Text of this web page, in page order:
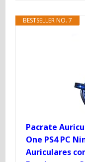
BESTSELLER NO. 7
Pacrate
One PS4 PC
Auriculares